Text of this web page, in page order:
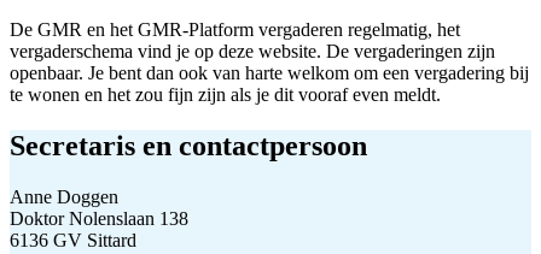
De GMR en het GMR-Platform vergaderen regelmatig, het
vergaderschema vind je op deze website. De vergaderingen zijn
openbaar. Je bent dan ook van harte welkom om een vergadering bij
te wonen en het zou fijn zijn als je dit vooraf even meldt.
Secretaris en contactpersoon
Anne Doggen
Doktor Nolenslaan 138
6136 GV Sittard